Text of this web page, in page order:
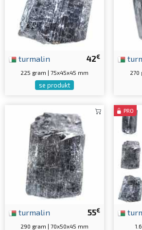
42€
turmalin
225 gram | 75x45x45 mm
se produkt
270
55€
turmalin
290 gram | 70x50x45 mm
PRO